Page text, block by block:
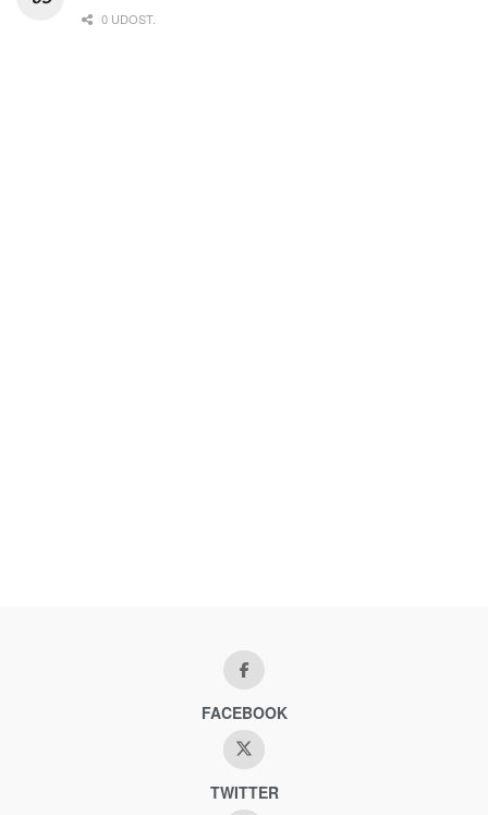
0 UDOST.
FACEBOOK
TWITTER